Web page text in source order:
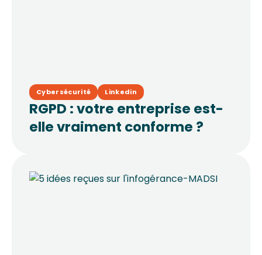
Cybersécurité Linkedin
RGPD : votre entreprise est-
elle vraiment conforme ?